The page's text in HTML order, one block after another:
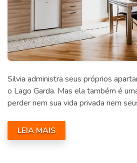
Silvia administra seus próprios
o Lago Garda. Mas ela também é
perder nem sua vida privada nem
LEIA MAIS